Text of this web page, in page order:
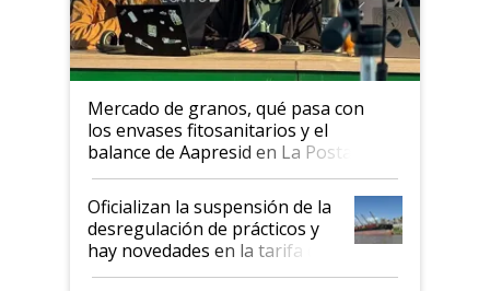
Mercado de granos, qué pasa con
los envases fitosanitarios y el
balance de Aapresid en La Posta
Oficializan la suspensión de la
desregulación de prácticos y
hay novedades en la tarifa de
la hidrovía